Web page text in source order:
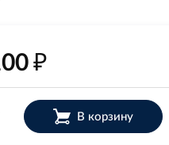
₽
В корзину